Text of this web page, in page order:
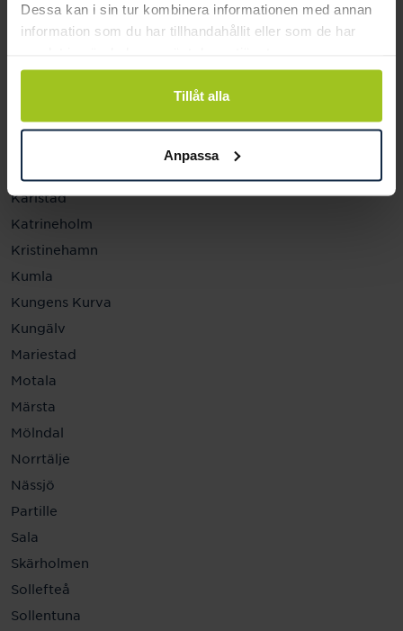
Dessa kan i sin tur kombinera informationen med annan
information som du har tillhandahållit eller som de har
Tillåt alla
Anpassa
Halmstad Hallarna
Haninge
Helsingborg
Jönköping
Karlstad
Katrineholm
Kristinehamn
Kumla
Kungens Kurva
Kungälv
Mariestad
Motala
Märsta
Mölndal
Norrtälje
Nässjö
Partille
Sala
Skärholmen
Sollefteå
Sollentuna